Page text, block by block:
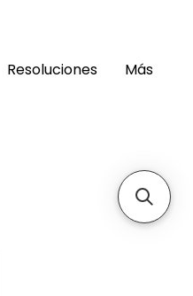
Resoluciones Más